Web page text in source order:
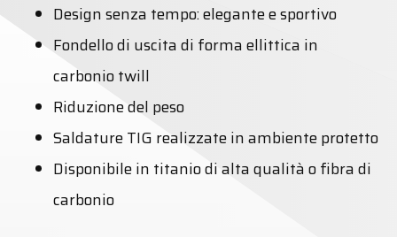
Design senza tempo: elegante e sportivo
Fondello di uscita di forma ellittica in
carbonio twill
Riduzione del peso
Saldature TIG realizzate in ambiente protetto
Disponibile in titanio di alta qualità o fibra di
carbonio